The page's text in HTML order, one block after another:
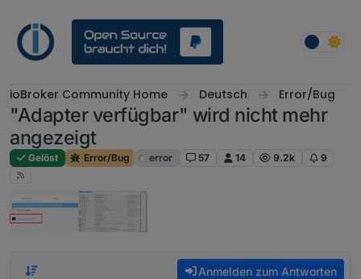
ioBroker Community Home Deutsch Error/Bug
"Adapter verfügbar" wird nicht mehr
angezeigt
Gelöst Error/Bug error 57 14 9.2k 9
Anmelden zum Antworten